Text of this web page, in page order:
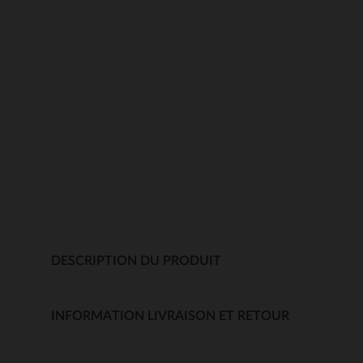
DESCRIPTION DU PRODUIT
INFORMATION LIVRAISON ET RETOUR